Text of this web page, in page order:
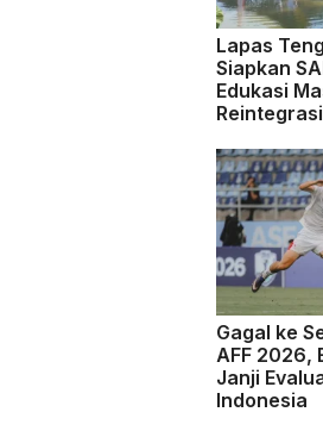
Lapas
Siapkan
Edukasi
Gagal ke
AFF 2026,
Janji
Indonesia